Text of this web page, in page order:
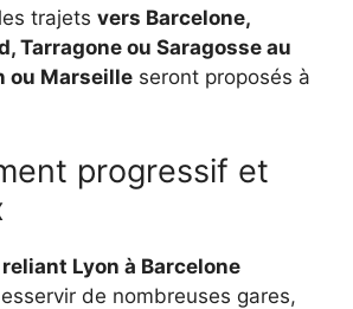
trajets vers Barcelone,
Tarragone ou Saragosse au
ou Marseille seront proposés à
progressif et
Lyon à Barcelone
de nombreuses gares,